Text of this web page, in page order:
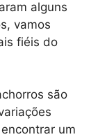
alguns
vamos
fiéis do
são
um